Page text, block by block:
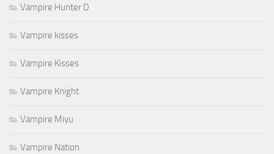
Vampire Hunter D
Vampire kisses
Vampire Kisses
Vampire Knight
Vampire Miyu
Vampire Nation